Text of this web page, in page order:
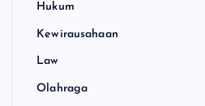
Hukum
Kewirausahaan
Law
Olahraga